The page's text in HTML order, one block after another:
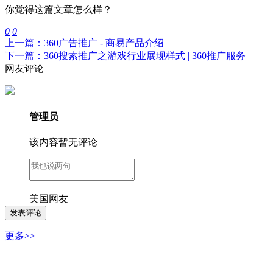
你觉得这篇文章怎么样？
0 0
上一篇：360广告推广 - 商易产品介绍
下一篇：360搜索推广之游戏行业展现样式 | 360推广服务
网友评论
管理员
该内容暂无评论
美国网友
更多>>